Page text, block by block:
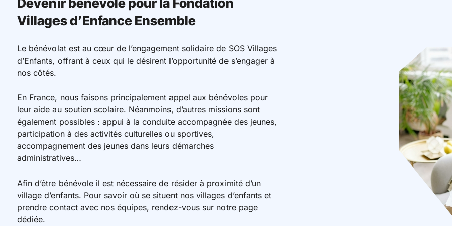
Villages d’Enfance Ensemble
Le bénévolat est au cœur de l’engagement solidaire de SOS Villages
d’Enfants, offrant à ceux qui le désirent l’opportunité de s’engager à
nos côtés.
En France, nous faisons principalement appel aux bénévoles pour
leur aide au soutien scolaire. Néanmoins, d’autres missions sont
également possibles : appui à la conduite accompagnée des jeunes,
participation à des activités culturelles ou sportives,
accompagnement des jeunes dans leurs démarches
administratives…
Afin d’être bénévole il est nécessaire de résider à proximité d’un
village d’enfants. Pour savoir où se situent nos villages d’enfants et
prendre contact avec nos équipes, rendez-vous sur notre page
dédiée.